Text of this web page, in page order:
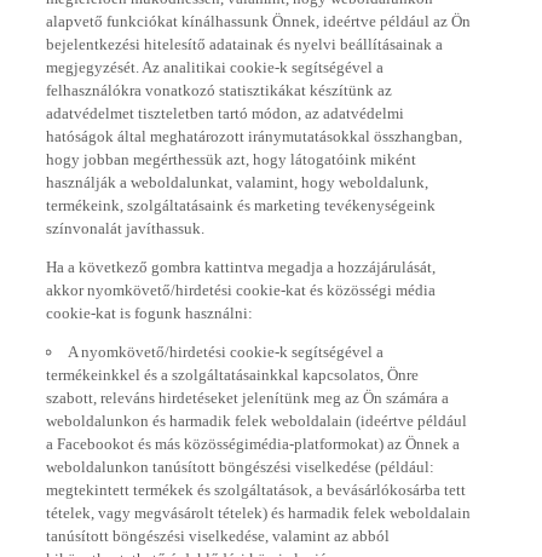
alapvető funkciókat kínálhassunk Önnek, ideértve például az Ön
bejelentkezési hitelesítő adatainak és nyelvi beállításainak a
megjegyzését. Az analitikai cookie-k segítségével a
felhasználókra vonatkozó statisztikákat készítünk az
adatvédelmet tiszteletben tartó módon, az adatvédelmi
hatóságok által meghatározott iránymutatásokkal összhangban,
hogy jobban megérthessük azt, hogy látogatóink miként
használják a weboldalunkat, valamint, hogy weboldalunk,
termékeink, szolgáltatásaink és marketing tevékenységeink
színvonalát javíthassuk.
Ha a következő gombra kattintva megadja a hozzájárulását,
akkor nyomkövető/hirdetési cookie-kat és közösségi média
cookie-kat is fogunk használni:
A nyomkövető/hirdetési cookie-k segítségével a
termékeinkkel és a szolgáltatásainkkal kapcsolatos, Önre
szabott, releváns hirdetéseket jelenítünk meg az Ön számára a
weboldalunkon és harmadik felek weboldalain (ideértve például
a Facebookot és más közösségimédia-platformokat) az Önnek a
weboldalunkon tanúsított böngészési viselkedése (például:
megtekintett termékek és szolgáltatások, a bevásárlókosárba tett
tételek, vagy megvásárolt tételek) és harmadik felek weboldalain
tanúsított böngészési viselkedése, valamint az abból
kikövetkeztethető érdeklődési körei alapján.